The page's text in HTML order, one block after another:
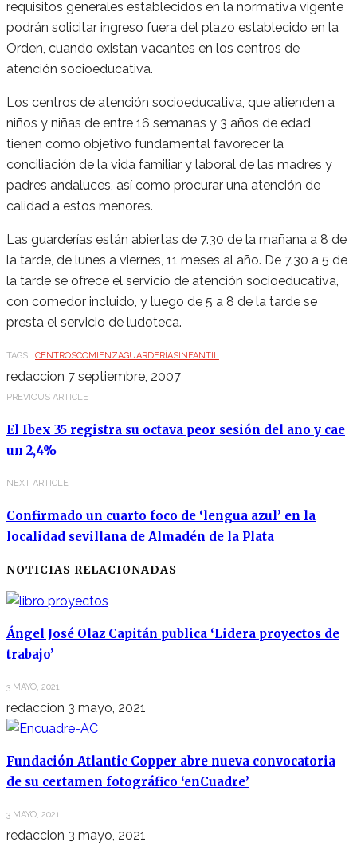
requisitos generales establecidos en la normativa vigente
podrán solicitar ingreso fuera del plazo establecido en la
Orden, cuando existan vacantes en los centros de
atención socioeducativa.
Los centros de atención socioeducativa, que atienden a
niños y niñas de entre 16 semanas y 3 años de edad,
tienen como objetivo fundamental favorecer la
conciliación de la vida familiar y laboral de las madres y
padres andaluces, así como procurar una atención de
calidad a estos menores.
Las guarderías están abiertas de 7.30 de la mañana a 8 de
la tarde, de lunes a viernes, 11 meses al año. De 7.30 a 5 de
la tarde se ofrece el servicio de atención socioeducativa,
con comedor incluido, y luego de 5 a 8 de la tarde se
presta el servicio de ludoteca.
TAGS : CENTROSCOMIENZAGUARDERÍAS INFANTIL
redaccion 7 septiembre, 2007
PREVIOUS ARTICLE
El Ibex 35 registra su octava peor sesión del año y cae
un 2,4%
NEXT ARTICLE
Confirmado un cuarto foco de ‘lengua azul’ en la
localidad sevillana de Almadén de la Plata
NOTICIAS RELACIONADAS
Ángel José Olaz Capitán publica ‘Lidera proyectos de
trabajo’
3 MAYO, 2021
redaccion 3 mayo, 2021
Fundación Atlantic Copper abre nueva convocatoria
de su certamen fotográfico ‘enCuadre’
3 MAYO, 2021
redaccion 3 mayo, 2021